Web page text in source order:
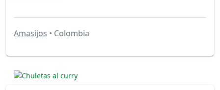
Amasijos • Colombia